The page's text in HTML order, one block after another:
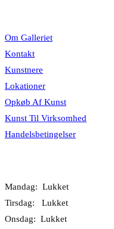
Om Galleriet
Kontakt
Kunstnere
Lokationer
Opkøb Af Kunst
Kunst Til Virksomhed
Handelsbetingelser
Mandag: Lukket
Tirsdag: Lukket
Onsdag: Lukket